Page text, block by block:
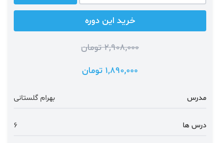
خرید این دوره
2,908,000 تومان
1,890,000 تومان
مدرس بهرام گلستانی
درس ها 6